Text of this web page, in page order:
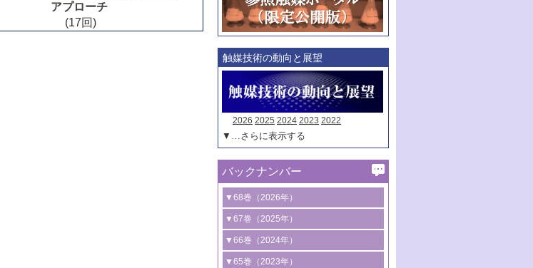
アプローチ
(17回)
記事種別
マーク：
マークあり
触媒技術の動向と展望
2026 2025 2024 2023 2022
▼…さらに表示する
バックナンバー
▼68巻（2026年）
1号 過酸化水素合成に関する研究動向
2号 コンピューター技術により加速する
触媒開発
▼67巻（2025年）
1号 CO
水素化によるグリーン燃料/グリ
ーンケミカル製造
▼66巻（2024年）
1号 低次元ナノ構造を有する触媒材料
▼65巻（2023年）